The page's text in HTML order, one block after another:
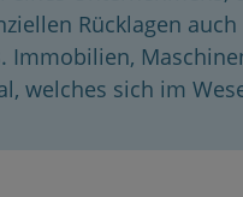
Rücklagen
Immobilien,
welches sich im